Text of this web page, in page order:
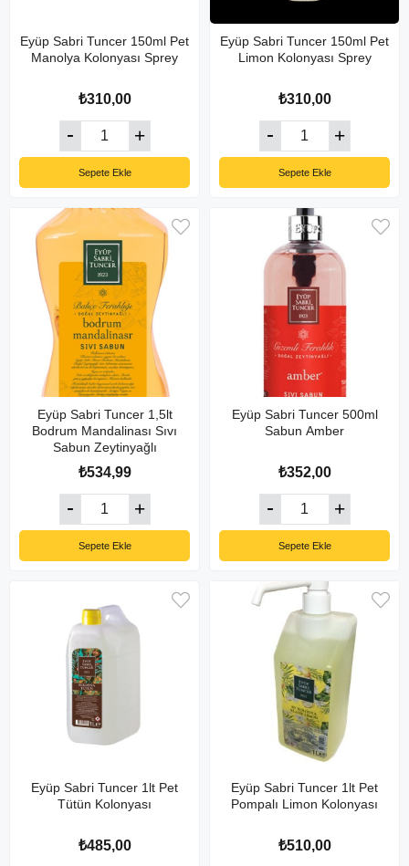
Eyüp Sabri Tuncer 150ml Pet
Manolya Kolonyası Sprey
₺310,00
Sepete Ekle
Eyüp Sabri Tuncer 150ml Pet
Limon Kolonyası Sprey
₺310,00
Sepete Ekle
Eyüp Sabri Tuncer 1,5lt
Bodrum Mandalinası Sıvı
Sabun Zeytinyağlı
₺534,99
Sepete Ekle
Eyüp Sabri Tuncer 500ml
Sabun Amber
₺352,00
Sepete Ekle
Eyüp Sabri Tuncer 1lt Pet
Tütün Kolonyası
₺485,00
Eyüp Sabri Tuncer 1lt Pet
Pompalı Limon Kolonyası
₺510,00